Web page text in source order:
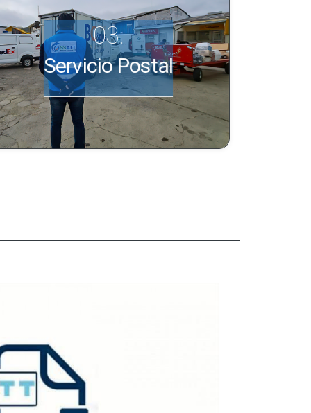
Servicio Postal
Servicio Postal
Ver más información.
INGRESE AQUÍ